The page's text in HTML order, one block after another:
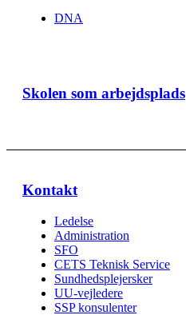
DNA
Skolen som arbejdsplads
Kontakt
Ledelse
Administration
SFO
CETS Teknisk Service
Sundhedsplejersker
UU-vejledere
SSP konsulenter